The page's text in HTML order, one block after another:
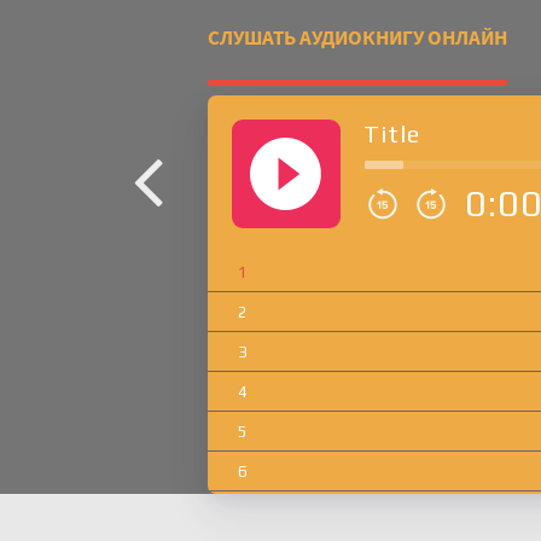
СЛУШАТЬ АУДИОКНИГУ ОНЛАЙН
Title
0:00
1
2
3
4
5
6